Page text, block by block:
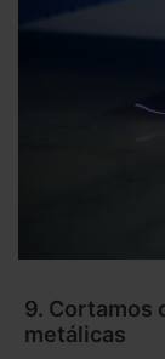
9. Cortamos
metálicas